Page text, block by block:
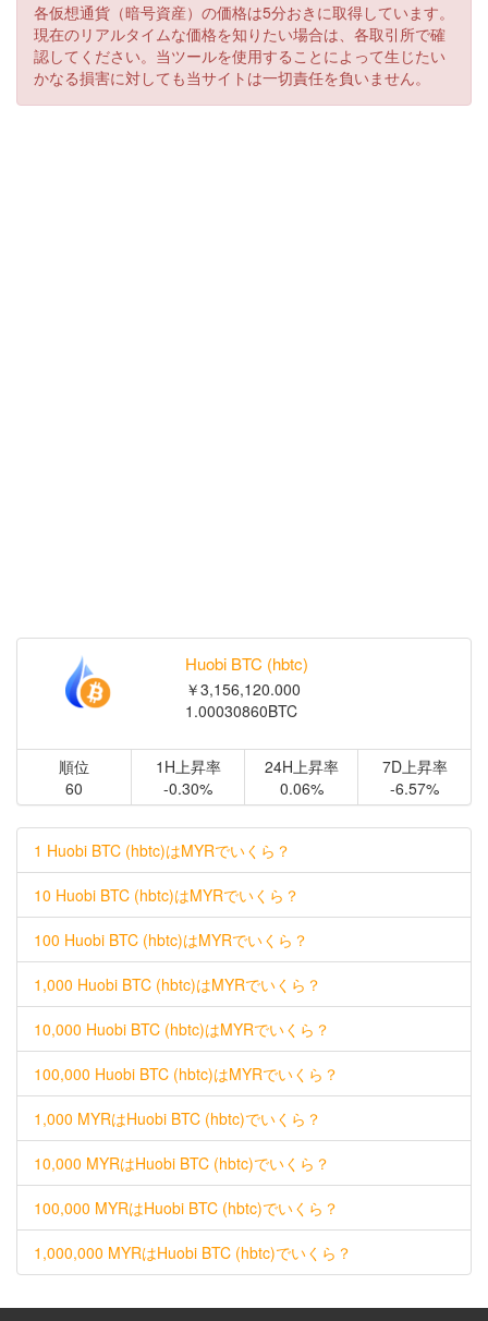
各仮想通貨（暗号資産）の価格は5分おきに取得しています。
現在のリアルタイムな価格を知りたい場合は、各取引所で確
認してください。当ツールを使用することによって生じたい
かなる損害に対しても当サイトは一切責任を負いません。
Huobi BTC (hbtc)
￥3,156,120.000
1.00030860BTC
順位
60
1H上昇率
-0.30%
24H上昇率
0.06%
7D上昇率
-6.57%
1 Huobi BTC (hbtc)はMYRでいくら？
10 Huobi BTC (hbtc)はMYRでいくら？
100 Huobi BTC (hbtc)はMYRでいくら？
1,000 Huobi BTC (hbtc)はMYRでいくら？
10,000 Huobi BTC (hbtc)はMYRでいくら？
100,000 Huobi BTC (hbtc)はMYRでいくら？
1,000 MYRはHuobi BTC (hbtc)でいくら？
10,000 MYRはHuobi BTC (hbtc)でいくら？
100,000 MYRはHuobi BTC (hbtc)でいくら？
1,000,000 MYRはHuobi BTC (hbtc)でいくら？